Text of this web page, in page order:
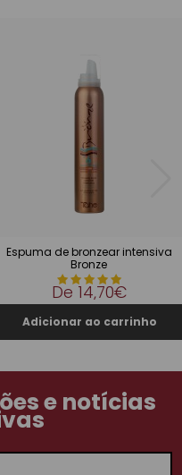
Espuma de bronzear intensiva
Bronze
De14,70€
e notícias